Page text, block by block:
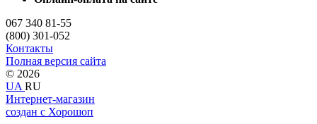
067 340 81-55
(800) 301-052
Контакты
Полная версия сайта
© 2026
UA RU
Интернет-магазин
создан с Хорошоп